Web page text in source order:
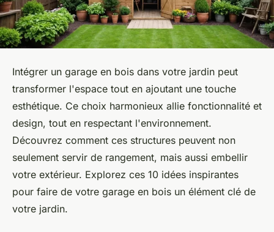
Intégrer un garage en bois dans votre jardin peut
transformer l'espace tout en ajoutant une touche
esthétique. Ce choix harmonieux allie fonctionnalité et
design, tout en respectant l'environnement.
Découvrez comment ces structures peuvent non
seulement servir de rangement, mais aussi embellir
votre extérieur. Explorez ces 10 idées inspirantes
pour faire de votre garage en bois un élément clé de
votre jardin.